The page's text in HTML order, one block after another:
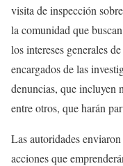
visita de inspección
la comunidad que
los intereses generales
encargados de las
denuncias, que incluyen
entre otros, que harán
Las autoridades
acciones que